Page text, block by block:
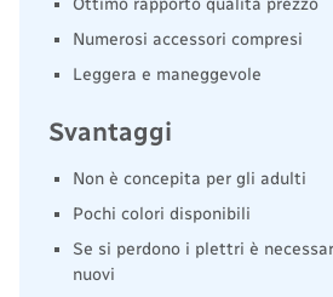
Numerosi accessori compresi
Leggera e maneggevole
Svantaggi
Non è concepita per gli adulti
Pochi colori disponibili
Se si perdono i plettri è
nuovi